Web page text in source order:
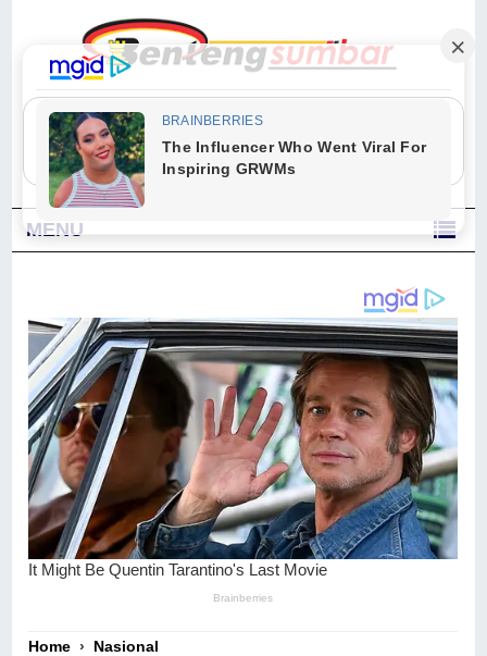
"Sesungguhnya Allah dan para malaikat-Nya berselawat untuk Nabi.
Wahai orang-orang yang beriman, berselawatlah kamu untuk Nabi dan
ucapkanlah salam dengan penuh penghormatan kepadanya." (Qs. Al
Ahzab Ayat 56)
MENU
Home › Nasional